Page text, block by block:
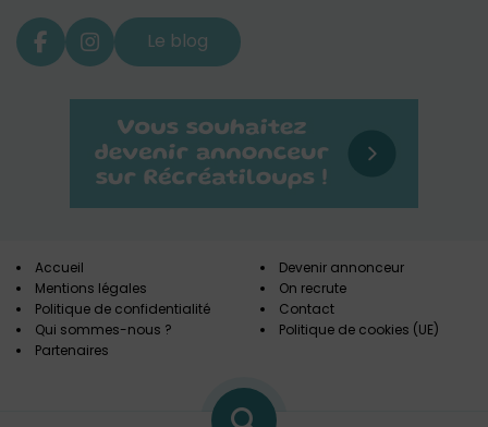
Le blog
Accueil
Mentions légales
Politique de confidentialité
Qui sommes-nous ?
Partenaires
Devenir annonceur
On recrute
Contact
Politique de cookies (UE)